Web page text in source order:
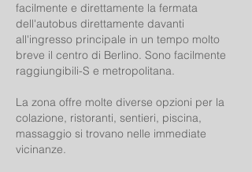
facilmente e direttamente la fermata
dell'autobus direttamente davanti
all'ingresso principale in un tempo molto
breve il centro di Berlino. Sono facilmente
raggiungibili-S e metropolitana.
La zona offre molte diverse opzioni per la
colazione, ristoranti, sentieri, piscina,
massaggio si trovano nelle immediate
vicinanze.